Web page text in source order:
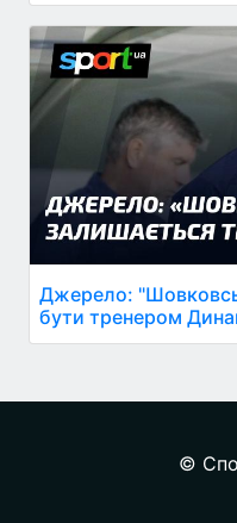
Джерело:
бути тренером
©